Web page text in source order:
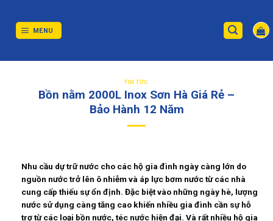
content
MENU
TIN TỨC
Bồn nằm 2000L Inox Sơn Hà Giá Rẻ –
Bảo Hành 12 Năm
Nhu cầu dự trữ nước cho các hộ gia đình ngày càng lớn do
nguồn nước trở lên ô nhiễm và áp lực bơm nước từ các nhà
cung cấp thiếu sự ổn định. Đặc biệt vào những ngày hè, lượng
nước sử dụng càng tăng cao khiến nhiều gia đình cần sự hỗ
trợ từ các loại bồn nước, téc nước hiện đại. Và rất nhiều hộ gia